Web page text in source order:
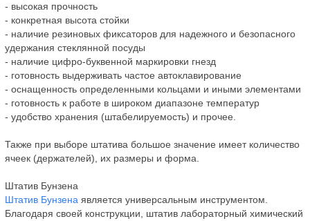
- высокая прочность
- конкретная высота стойки
- наличие резиновых фиксаторов для надежного и безопасного
удержания стеклянной посуды
- наличие цифро-буквенной маркировки гнезд
- готовность выдерживать частое автоклавирование
- оснащенность определенными кольцами и иными элементами
- готовность к работе в широком диапазоне температур
- удобство хранения (штабелируемость) и прочее.
Также при выборе штатива большое значение имеет количество
ячеек (держателей), их размеры и форма.
Штатив Бунзена
Штатив Бунзена является универсальным инструментом.
Благодаря своей конструкции, штатив лабораторный химический